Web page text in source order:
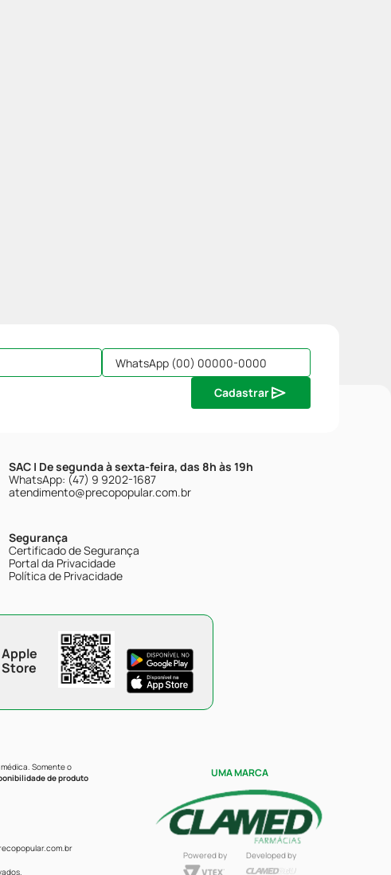
Cadastrar
SAC | De segunda à sexta-feira, das 8h às 19h
WhatsApp: (47) 9 9202-1687
atendimento@precopopular.com.br
Segurança
Certificado de Segurança
Portal da Privacidade
Política de Privacidade
Apple
Store
Somente o
de produto
UMA MARCA
Powered by Developed by